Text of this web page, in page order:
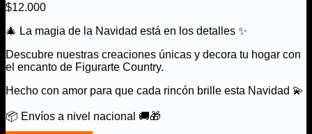
$12.000
🎄 La magia de la Navidad está en los detalles ✨
Descubre nuestras creaciones únicas y decora tu hogar con
el encanto de Figurarte Country.
Hecho con amor para que cada rincón brille esta Navidad 💫
📦 Envíos a nivel nacional 🚚🎁